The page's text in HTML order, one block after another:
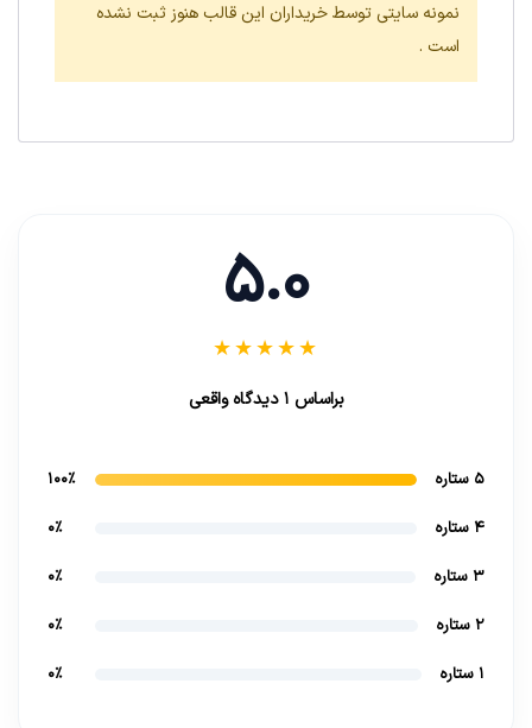
نمونه سایتی توسط خریداران این قالب هنوز ثبت نشده
است .
5.0
★★★★★
براساس 1 دیدگاه واقعی
5 ستاره 100%
4 ستاره 0%
3 ستاره 0%
2 ستاره 0%
1 ستاره 0%